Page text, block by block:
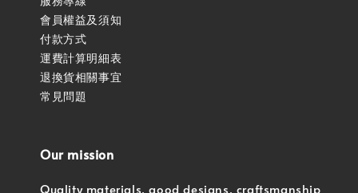
會員權益及須知
付款方式
運費計算明細表
退換貨相關事宜
常見問題
Our mission
Quality materials, good designs, craftsmanship